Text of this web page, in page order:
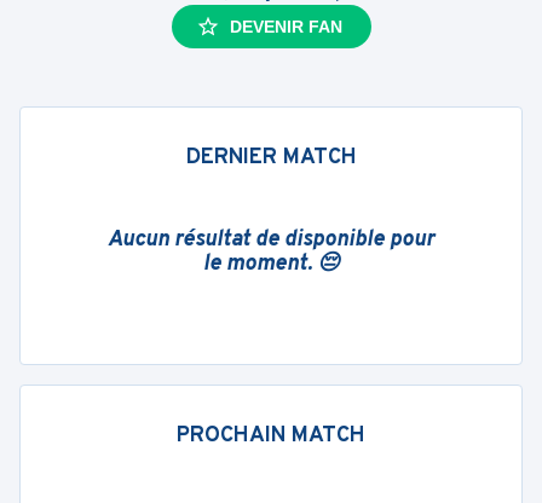
DEVENIR FAN
DERNIER MATCH
Aucun résultat de disponible pour
le moment. 😔
PROCHAIN MATCH